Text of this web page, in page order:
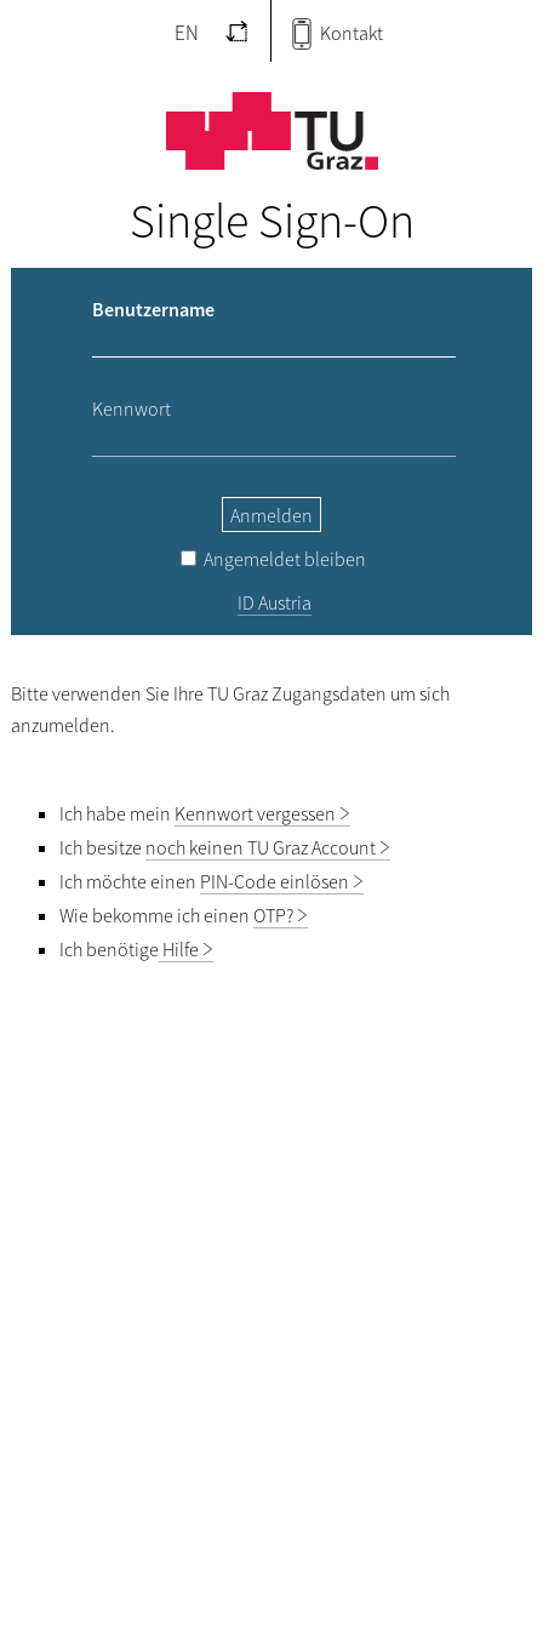
EN Kontakt
Single Sign-On
Bitte verwenden Sie Ihre TU Graz Zugangsdaten um sich
anzumelden.
Ich habe mein Kennwort vergessen
Ich besitze noch keinen TU Graz Account
Ich möchte einen PIN-Code einlösen
Wie bekomme ich einen OTP?
Ich benötige Hilfe
Benutzername
Kennwort
Anmelden
Angemeldet bleiben
ID Austria